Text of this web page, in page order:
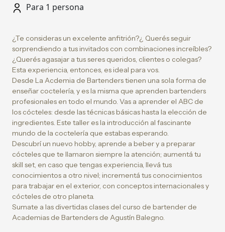
Para 1 persona
¿Te consideras un excelente anfitrión?¿ Querés seguir
sorprendiendo a tus invitados con combinaciones increíbles?
¿Querés agasajar a tus seres queridos, clientes o colegas?
Esta experiencia, entonces, es ideal para vos.
Desde La Acdemia de Bartenders tienen una sola forma de
enseñar coctelería, y es la misma que aprenden bartenders
profesionales en todo el mundo. Vas a aprender el ABC de
los cócteles: desde las técnicas básicas hasta la elección de
ingredientes. Este taller es la introducción al fascinante
mundo de la coctelería que estabas esperando.
Descubrí un nuevo hobby, aprende a beber y a preparar
cócteles que te llamaron siempre la atención; aumentá tu
skill set, en caso que tengas experiencia, llevá tus
conocimientos a otro nivel; incrementá tus conocimientos
para trabajar en el exterior, con conceptos internacionales y
cócteles de otro planeta.
Sumate a las divertidas clases del curso de bartender de
Academias de Bartenders de Agustín Balegno.